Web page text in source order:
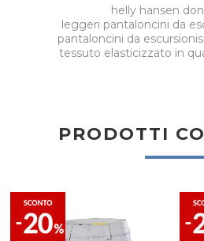
helly hansen
leggeri pantaloncini da
pantaloncini da
tessuto elasticizzato in
PRODOTTI